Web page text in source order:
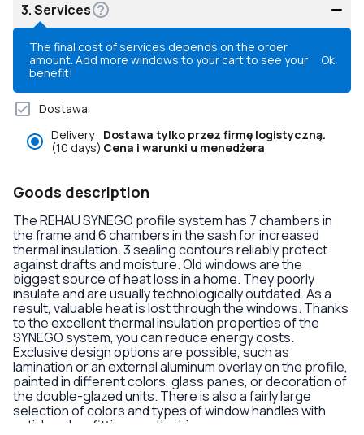
3.Services
The final cost of services depends on the order
amount. Add more windows to your cart to see your
benefit!
Ok
Dostawa
Delivery
(10 days)
Dostawa tylko przez firmę logistyczną.
Cena i warunki u menedżera
Goods description
The REHAU SYNEGO profile system has 7 chambers in
the frame and 6 chambers in the sash for increased
thermal insulation. 3 sealing contours reliably protect
against drafts and moisture. Old windows are the
biggest source of heat loss in a home. They poorly
insulate and are usually technologically outdated. As a
result, valuable heat is lost through the windows. Thanks
to the excellent thermal insulation properties of the
SYNEGO system, you can reduce energy costs.
Exclusive design options are possible, such as
lamination or an external aluminum overlay on the profile,
painted in different colors, glass panes, or decoration of
the double-glazed units. There is also a fairly large
selection of colors and types of window handles with
anti-burglary fittings on the hinges.